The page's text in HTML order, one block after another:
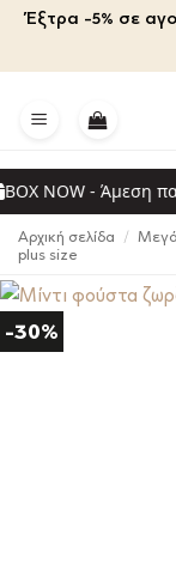
Μετάβαση
περιεχόμενο
Έξτρα -5% σε
NOW - Άμεση
Αρχική σελίδα /
plus size
-30%